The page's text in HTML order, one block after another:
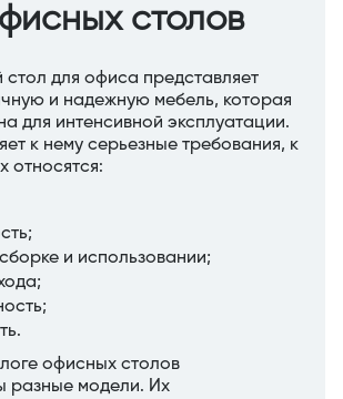
столов
для офиса представляет
и надежную мебель, которая
для интенсивной эксплуатации.
к нему серьезные требования, к
относятся:
и использовании;
офисных столов
разные модели. Их